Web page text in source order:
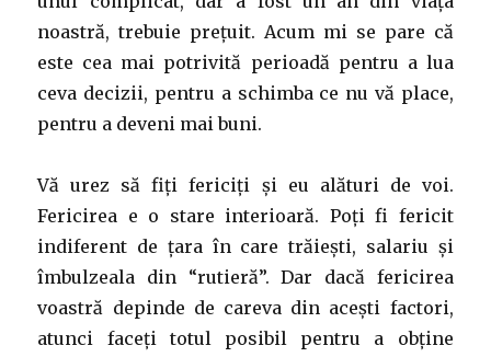
noastră, trebuie prețuit. Acum mi se pare că
este cea mai potrivită perioadă pentru a lua
ceva decizii, pentru a schimba ce nu vă place,
pentru a deveni mai buni.
Vă urez să fiți fericiți și eu alături de voi.
Fericirea e o stare interioară. Poți fi fericit
indiferent de țara în care trăiești, salariu și
îmbulzeala din “rutieră”. Dar dacă fericirea
voastră depinde de careva din acești factori,
atunci faceți totul posibil pentru a obține